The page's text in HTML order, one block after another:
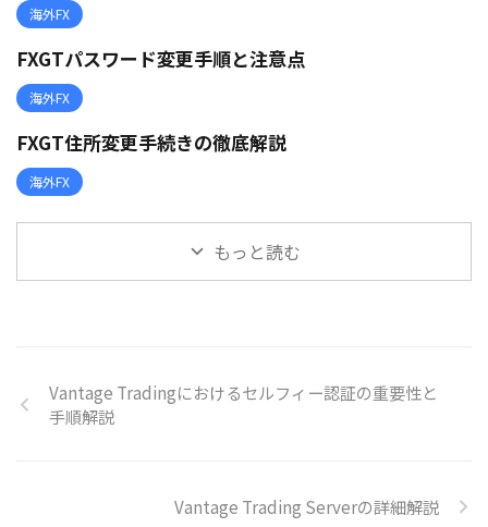
海外FX
FXGTパスワード変更手順と注意点
海外FX
FXGT住所変更手続きの徹底解説
海外FX
もっと読む
Vantage Tradingにおけるセルフィー認証の重要性と
手順解説
Vantage Trading Serverの詳細解説